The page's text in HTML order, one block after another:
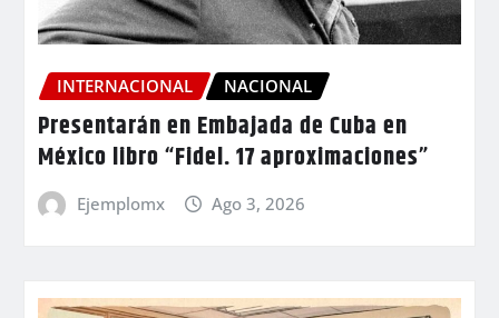
INTERNACIONAL NACIONAL
Presentarán en Embajada de Cuba en
México libro “Fidel. 17 aproximaciones”
Ejemplomx Ago 3, 2026